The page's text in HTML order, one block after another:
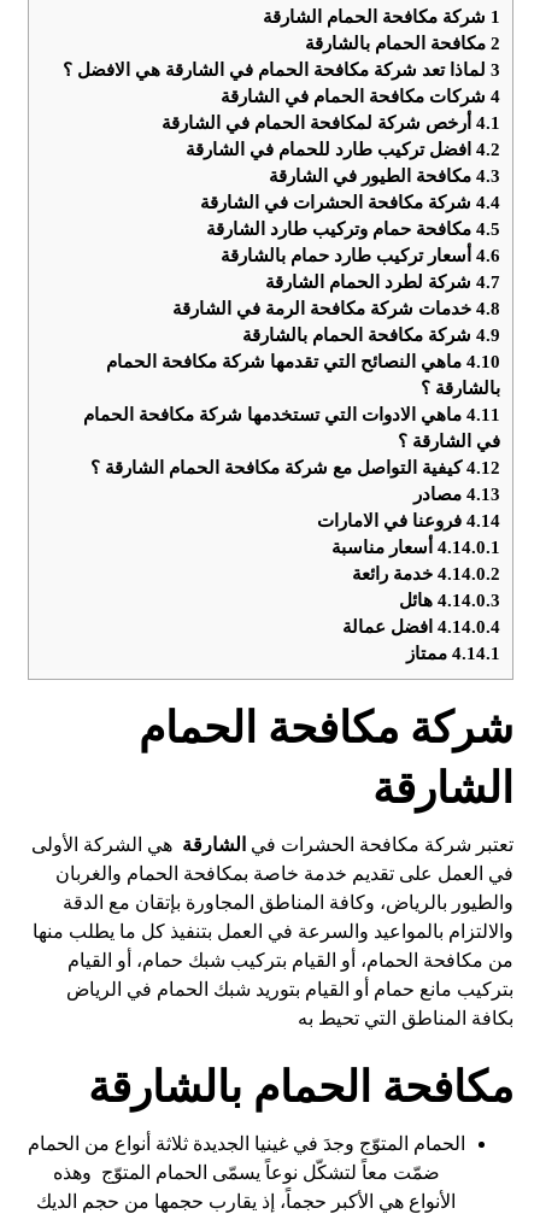
1 شركة مكافحة الحمام الشارقة
2 مكافحة الحمام بالشارقة
3 لماذا تعد شركة مكافحة الحمام في الشارقة هي الافضل ؟
4 شركات مكافحة الحمام في الشارقة
4.1 أرخص شركة لمكافحة الحمام في الشارقة
4.2 افضل تركيب طارد للحمام في الشارقة
4.3 مكافحة الطيور في الشارقة
4.4 شركة مكافحة الحشرات في الشارقة
4.5 مكافحة حمام وتركيب طارد الشارقة
4.6 أسعار تركيب طارد حمام بالشارقة
4.7 شركة لطرد الحمام الشارقة
4.8 خدمات شركة مكافحة الرمة في الشارقة
4.9 شركة مكافحة الحمام بالشارقة
4.10 ماهي النصائح التي تقدمها شركة مكافحة الحمام
بالشارقة ؟
4.11 ماهي الادوات التي تستخدمها شركة مكافحة الحمام
في الشارقة ؟
4.12كيفية التواصل مع شركة مكافحة الحمام الشارقة ؟
4.13 مصادر
4.14 فروعنا في الامارات
4.14.0.1 أسعار مناسبة
4.14.0.2 خدمة رائعة
4.14.0.3 هائل
4.14.0.4 افضل عمالة
4.14.1 ممتاز
شركة مكافحة الحمام
الشارقة
تعتبر شركة مكافحة الحشرات في الشارقة هي الشركة الأولى
في العمل على تقديم خدمة خاصة بمكافحة الحمام والغربان
والطيور بالرياض، وكافة المناطق المجاورة بإتقان مع الدقة
والالتزام بالمواعيد والسرعة في العمل بتنفيذ كل ما يطلب منها
من مكافحة الحمام، أو القيام بتركيب شبك حمام، أو القيام
بتركيب مانع حمام أو القيام بتوريد شبك الحمام في الرياض
بكافة المناطق التي تحيط به
مكافحة الحمام بالشارقة
​الحمام المتوّج وجدَ في غينيا الجديدة ثلاثة أنواع من الحمام
ضمّت معاً لتشكّل نوعاً يسمّى الحمام المتوّج وهذه
الأنواع هي الأكبر حجماً، إذ يقارب حجمها من حجم الديك